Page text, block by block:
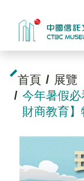
訊息
首頁
展覽
今年暑假
財商教育】